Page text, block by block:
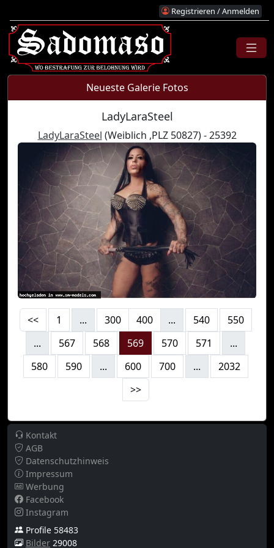
Registrieren / Anmelden
Neueste Galerie Fotos
LadyLaraSteel
LadyLaraSteel (Weiblich ,PLZ 50827) - 25392
<< 1 ... 300 400 ... 540
550
...
567 568 569 570 571
...
580
590 ... 600 700 ...
2032
>>
Kontakt
AGB
Datenschutzhinweis
Impressum
Werbung
Facebook
Instagram
Profile 58483
Bilder 29008